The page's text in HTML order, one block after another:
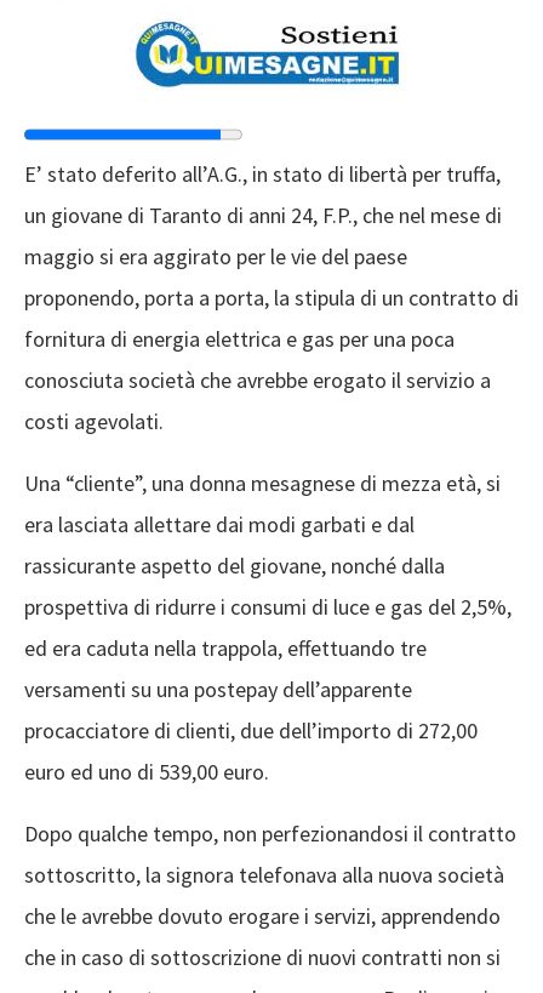
E’ stato deferito all’A.G., in stato di libertà per truffa,
un giovane di Taranto di anni 24, F.P., che nel mese di
maggio si era aggirato per le vie del paese
proponendo, porta a porta, la stipula di un contratto di
fornitura di energia elettrica e gas per una poca
conosciuta società che avrebbe erogato il servizio a
costi agevolati.
Una “cliente”, una donna mesagnese di mezza età, si
era lasciata allettare dai modi garbati e dal
rassicurante aspetto del giovane, nonché dalla
prospettiva di ridurre i consumi di luce e gas del 2,5%,
ed era caduta nella trappola, effettuando tre
versamenti su una postepay dell’apparente
procacciatore di clienti, due dell’importo di 272,00
euro ed uno di 539,00 euro.
Dopo qualche tempo, non perfezionandosi il contratto
sottoscritto, la signora telefonava alla nuova società
che le avrebbe dovuto erogare i servizi, apprendendo
che in caso di sottoscrizione di nuovi contratti non si